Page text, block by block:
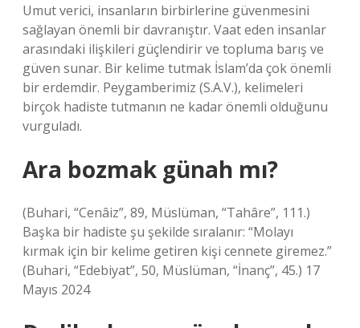
Umut verici, insanların birbirlerine güvenmesini
sağlayan önemli bir davranıştır. Vaat eden insanlar
arasındaki ilişkileri güçlendirir ve topluma barış ve
güven sunar. Bir kelime tutmak İslam’da çok önemli
bir erdemdir. Peygamberimiz (S.A.V.), kelimeleri
birçok hadiste tutmanın ne kadar önemli olduğunu
vurguladı.
Ara bozmak günah mı?
(Buhari, “Cenâiz”, 89, Müslüman, “Tahâre”, 111.)
Başka bir hadiste şu şekilde sıralanır: “Molayı
kırmak için bir kelime getiren kişi cennete giremez.”
(Buhari, “Edebiyat”, 50, Müslüman, “İnanç”, 45.) 17
Mayıs 2024